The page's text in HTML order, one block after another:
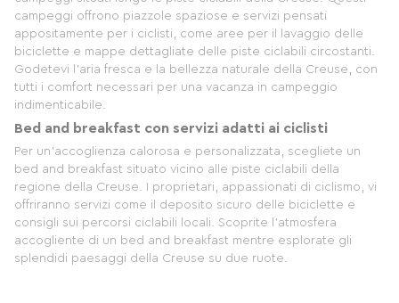
campeggi offrono piazzole spaziose e servizi pensati
appositamente per i ciclisti, come aree per il lavaggio delle
biciclette e mappe dettagliate delle piste ciclabili circostanti.
Godetevi l'aria fresca e la bellezza naturale della Creuse, con
tutti i comfort necessari per una vacanza in campeggio
indimenticabile.
Bed and breakfast con servizi adatti ai ciclisti
Per un'accoglienza calorosa e personalizzata, scegliete un
bed and breakfast situato vicino alle piste ciclabili della
regione della Creuse. I proprietari, appassionati di ciclismo, vi
offriranno servizi come il deposito sicuro delle biciclette e
consigli sui percorsi ciclabili locali. Scoprite l'atmosfera
accogliente di un bed and breakfast mentre esplorate gli
splendidi paesaggi della Creuse su due ruote.